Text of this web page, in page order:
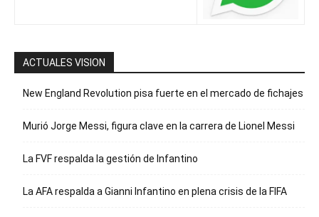
ACTUALES VISION
New England Revolution pisa fuerte en el mercado de fichajes
Murió Jorge Messi, figura clave en la carrera de Lionel Messi
La FVF respalda la gestión de Infantino
La AFA respalda a Gianni Infantino en plena crisis de la FIFA